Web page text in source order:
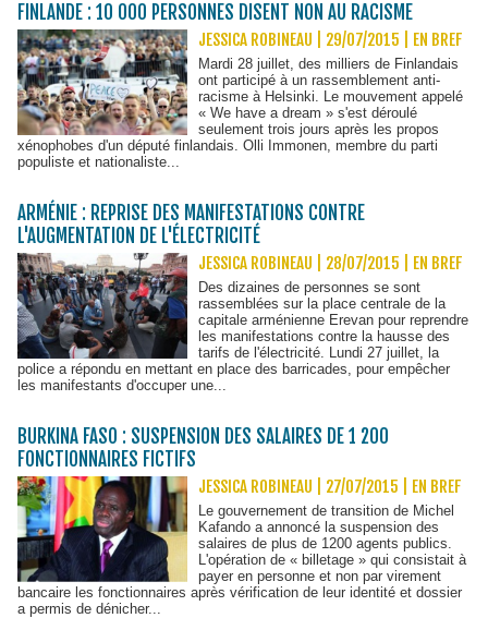
FINLANDE : 10 000 PERSONNES DISENT NON AU RACISME
JESSICA ROBINEAU | 29/07/2015 EN BREF
Mardi 28 juillet, des milliers de Finlandais
ont participé à un rassemblement anti-
racisme à Helsinki. Le mouvement appelé
« We have a dream » s'est déroulé
seulement trois jours après les propos
xénophobes d'un député finlandais. Olli Immonen, membre du parti
populiste et nationaliste...
ARMÉNIE : REPRISE DES MANIFESTATIONS CONTRE
L'AUGMENTATION DE L'ÉLECTRICITÉ
JESSICA ROBINEAU | 28/07/2015 EN BREF
Des dizaines de personnes se sont
rassemblées sur la place centrale de la
capitale arménienne Erevan pour reprendre
les manifestations contre la hausse des
tarifs de l'électricité. Lundi 27 juillet, la
police a répondu en mettant en place des barricades, pour empêcher
les manifestants d'occuper une...
BURKINA FASO : SUSPENSION DES SALAIRES DE 1 200
FONCTIONNAIRES FICTIFS
JESSICA ROBINEAU | 27/07/2015 EN BREF
Le gouvernement de transition de Michel
Kafando a annoncé la suspension des
salaires de plus de 1200 agents publics.
L'opération de « billetage » qui consistait à
payer en personne et non par virement
bancaire les fonctionnaires après vérification de leur identité et dossier
a permis de dénicher...